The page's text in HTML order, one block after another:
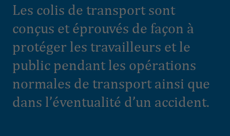
Les colis de transport sont
conçus et éprouvés de façon à
protéger les travailleurs et le
public pendant les opérations
normales de transport ainsi que
dans l’éventualité d’un accident.